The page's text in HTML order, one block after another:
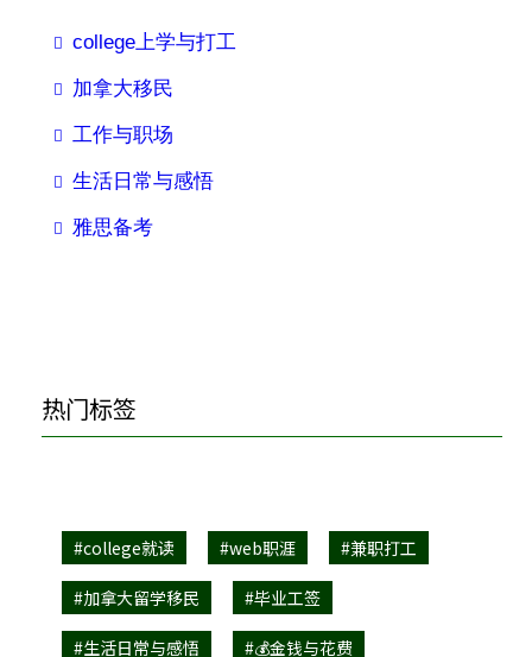
college上学与打工
加拿大移民
工作与职场
生活日常与感悟
雅思备考
热门标签
#college就读 #web职涯 #兼职打工
#加拿大留学移民 #毕业工签
#生活日常与感悟 #💰金钱与花费